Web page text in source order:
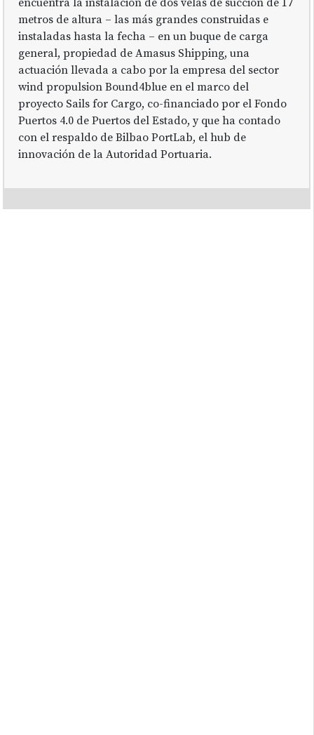
encuentra la instalación de dos velas de succión de 17
metros de altura – las más grandes construidas e
instaladas hasta la fecha – en un buque de carga
general, propiedad de Amasus Shipping, una
actuación llevada a cabo por la empresa del sector
wind propulsion Bound4blue en el marco del
proyecto Sails for Cargo, co-financiado por el Fondo
Puertos 4.0 de Puertos del Estado, y que ha contado
con el respaldo de Bilbao PortLab, el hub de
innovación de la Autoridad Portuaria.